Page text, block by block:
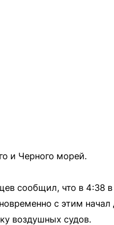
и Черного морей.
сообщил, что в 4:38
с этим
воздушных судов.